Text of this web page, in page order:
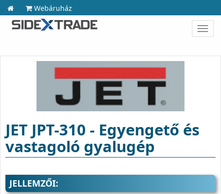
Webáruház
JET JPT-310 - Egyengető és
vastagoló gyalugép
JELLEMZŐI: